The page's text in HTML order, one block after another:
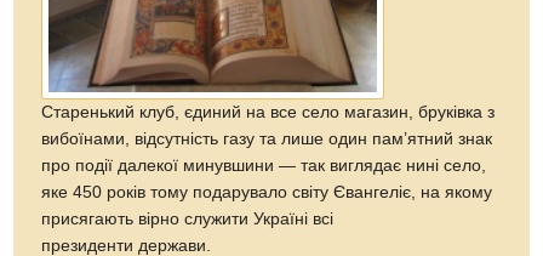
Старенький клуб, єдиний на все село магазин, бруківка з
вибоїнами, відсутність газу та лише один пам’ятний знак
про події далекої минувшини — так виглядає нині село,
яке 450 років тому подарувало світу Євангеліє, на якому
присягають вірно служити Україні всі
президенти держави.